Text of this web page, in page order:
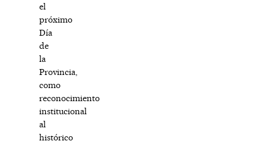
el
próximo
Día
de
la
Provincia,
como
reconocimiento
institucional
al
histórico